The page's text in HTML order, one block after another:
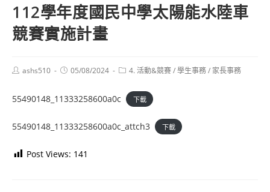
112學年度國民中學太陽能水陸車
競賽實施計畫
Postashs510
Post05/08/2024
Post4. 活動&競賽/學生事務/ 家長事務
55490148_11333258600a0c 下載
55490148_11333258600a0c_attch3 下載
Post Views: 141